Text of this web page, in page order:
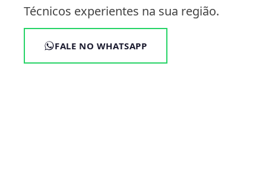
Técnicos experientes na sua região.
FALE NO WHATSAPP